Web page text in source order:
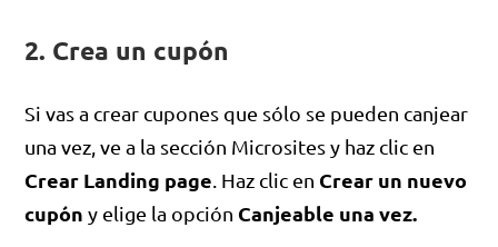
2. Crea un cupón
Si vas a crear cupones que sólo se pueden canjear
una vez, ve a la sección Microsites y haz clic en
Crear Landing page . Haz clic en Crear un nuevo
cupón y elige la opción Canjeable una vez.